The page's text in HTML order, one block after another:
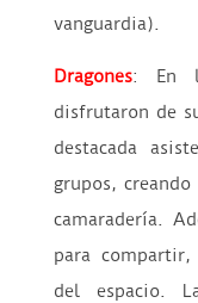
vanguardia).
Dragones: En
disfrutaron de
destacada
grupos,
camaradería.
para
del espacio.